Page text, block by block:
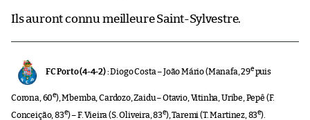
Ils auront connu meilleure Saint-Sylvestre.
FC Porto (4-4-2) :Diogo Costa – João Mário (Manafa, 29epuis
Corona, 60e), Mbemba, Cardozo, Zaidu – Otavio, Vitinha, Uribe, Pepê (F.
Conceição, 83e) – F. Vieira (S. Oliveira, 83e), Taremi (T. Martinez, 83e).